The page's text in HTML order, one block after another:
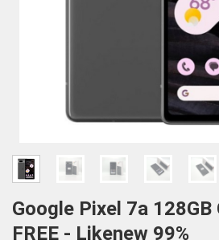
Google Pixel 7a
FREE - Likenew 99%